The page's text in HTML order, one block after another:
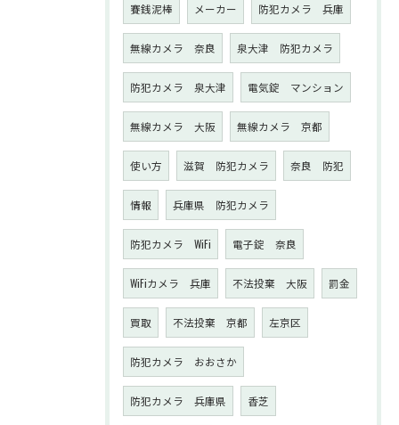
賽銭泥棒 メーカー 防犯カメラ 兵庫
無線カメラ 奈良 泉大津 防犯カメラ
防犯カメラ 泉大津 電気錠 マンション
無線カメラ 大阪 無線カメラ 京都
使い方 滋賀 防犯カメラ 奈良 防犯
情報 兵庫県 防犯カメラ
防犯カメラ WiFi 電子錠 奈良
WiFiカメラ 兵庫 不法投棄 大阪 罰金
買取 不法投棄 京都 左京区
防犯カメラ おおさか
防犯カメラ 兵庫県 香芝